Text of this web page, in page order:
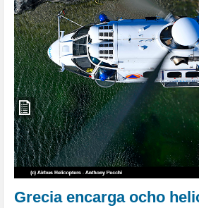
Grecia encarga ocho